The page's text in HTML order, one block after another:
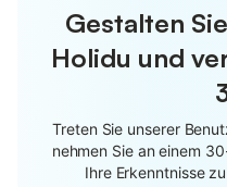
Gestalten
Holidu und
Treten Sie unserer
nehmen Sie an einem
Ihre Erkenntnisse